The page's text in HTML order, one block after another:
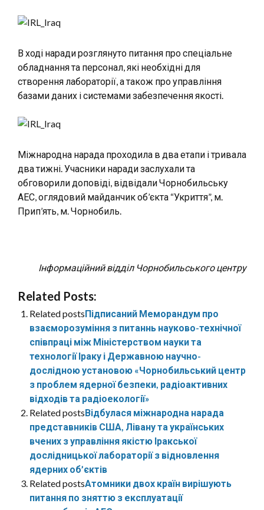
В ході наради розглянуто питання про спеціальне
обладнання та персонал, які необхідні для
створення лабораторії, а також про управління
базами даних і системами забезпечення якості.
Міжнародна нарада проходила в два етапи і тривала
два тижні. Учасники наради заслухали та
обговорили доповіді, відвідали Чорнобильську
АЕС, оглядовий майданчик об’єкта “Укриття”, м.
Прип’ять, м. Чорнобиль.
Інформаційний відділ Чорнобильського центру
Related Posts:
Related postsПідписаний Меморандум про
взаєморозуміння з питаннь науково-технічної
співпраці між Міністерством науки та
технології Іраку і Державною научно-
дослідною установою «Чорнобильський центр
з проблем ядерної безпеки, радіоактивних
відходів та радіоекології»
Related postsВідбулася міжнародна нарада
представників США, Лівану та українських
вчених з управління якістю Іракської
дослідницької лабораторії з відновлення
ядерних об’єктів
Related postsАтомники двох країн вирішують
питання по зняттю з експлуатації